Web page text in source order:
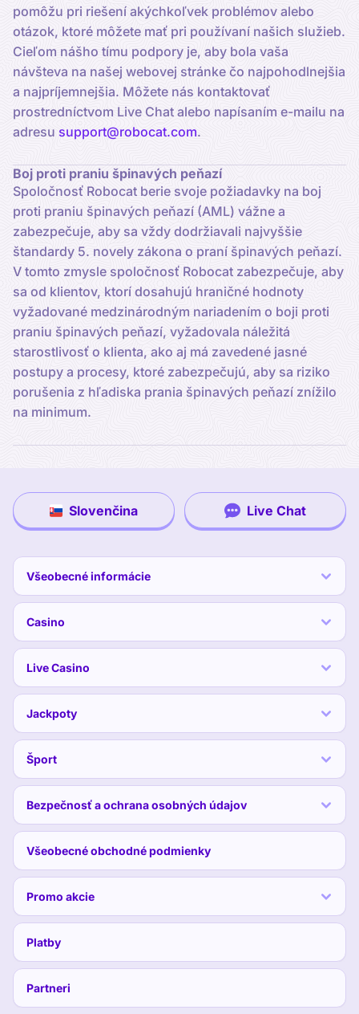
pomôžu pri riešení akýchkoľvek problémov alebo
otázok, ktoré môžete mať pri používaní našich služieb.
Cieľom nášho tímu podpory je, aby bola vaša
návšteva na našej webovej stránke čo najpohodlnejšia
a najpríjemnejšia. Môžete nás kontaktovať
prostredníctvom Live Chat alebo napísaním e-mailu na
adresu support@robocat.com.
Boj proti praniu špinavých peňazí
Spoločnosť Robocat berie svoje požiadavky na boj
proti praniu špinavých peňazí (AML) vážne a
zabezpečuje, aby sa vždy dodržiavali najvyššie
štandardy 5. novely zákona o praní špinavých peňazí.
V tomto zmysle spoločnosť Robocat zabezpečuje, aby
sa od klientov, ktorí dosahujú hraničné hodnoty
vyžadované medzinárodným nariadením o boji proti
praniu špinavých peňazí, vyžadovala náležitá
starostlivosť o klienta, ako aj má zavedené jasné
postupy a procesy, ktoré zabezpečujú, aby sa riziko
porušenia z hľadiska prania špinavých peňazí znížilo
na minimum.
Slovenčina Live Chat
Všeobecné informácie
Casino
Live Casino
Jackpoty
Šport
Bezpečnosť a ochrana osobných údajov
Všeobecné obchodné podmienky
Promo akcie
Platby
Partneri